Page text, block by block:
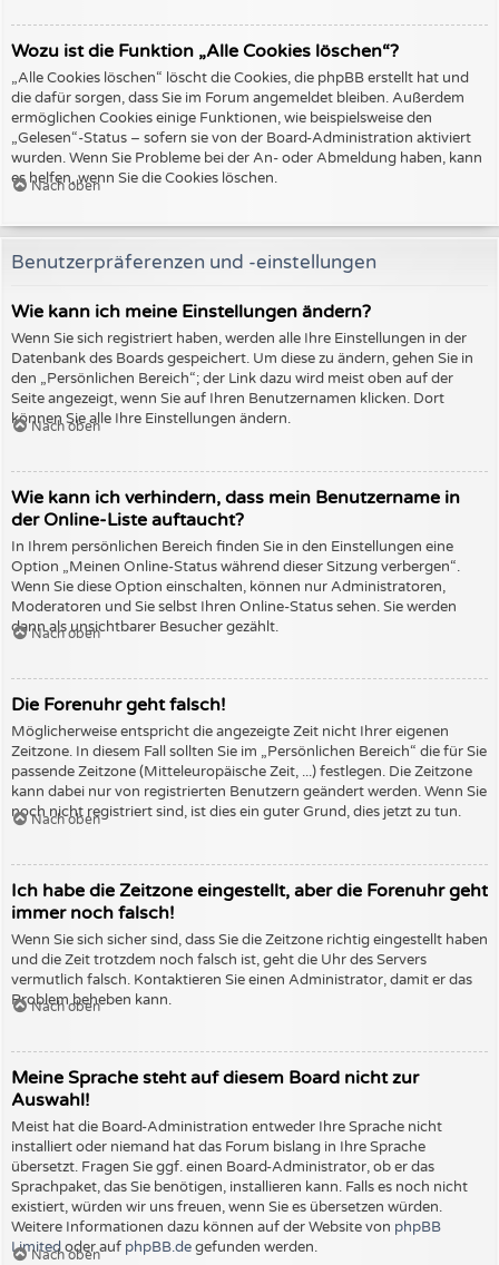
Wozu ist die Funktion „Alle Cookies löschen“?
„Alle Cookies löschen“ löscht die Cookies, die phpBB erstellt hat und
die dafür sorgen, dass Sie im Forum angemeldet bleiben. Außerdem
ermöglichen Cookies einige Funktionen, wie beispielsweise den
„Gelesen“-Status – sofern sie von der Board-Administration aktiviert
wurden. Wenn Sie Probleme bei der An- oder Abmeldung haben, kann
es helfen, wenn Sie die Cookies löschen.
Nach oben
Benutzerpräferenzen und -einstellungen
Wie kann ich meine Einstellungen ändern?
Wenn Sie sich registriert haben, werden alle Ihre Einstellungen in der
Datenbank des Boards gespeichert. Um diese zu ändern, gehen Sie in
den „Persönlichen Bereich“; der Link dazu wird meist oben auf der
Seite angezeigt, wenn Sie auf Ihren Benutzernamen klicken. Dort
können Sie alle Ihre Einstellungen ändern.
Nach oben
Wie kann ich verhindern, dass mein Benutzername in
der Online-Liste auftaucht?
In Ihrem persönlichen Bereich finden Sie in den Einstellungen eine
Option „Meinen Online-Status während dieser Sitzung verbergen“.
Wenn Sie diese Option einschalten, können nur Administratoren,
Moderatoren und Sie selbst Ihren Online-Status sehen. Sie werden
dann als unsichtbarer Besucher gezählt.
Nach oben
Die Forenuhr geht falsch!
Möglicherweise entspricht die angezeigte Zeit nicht Ihrer eigenen
Zeitzone. In diesem Fall sollten Sie im „Persönlichen Bereich“ die für Sie
passende Zeitzone (Mitteleuropäische Zeit, ...) festlegen. Die Zeitzone
kann dabei nur von registrierten Benutzern geändert werden. Wenn Sie
noch nicht registriert sind, ist dies ein guter Grund, dies jetzt zu tun.
Nach oben
Ich habe die Zeitzone eingestellt, aber die Forenuhr geht
immer noch falsch!
Wenn Sie sich sicher sind, dass Sie die Zeitzone richtig eingestellt haben
und die Zeit trotzdem noch falsch ist, geht die Uhr des Servers
vermutlich falsch. Kontaktieren Sie einen Administrator, damit er das
Problem beheben kann.
Nach oben
Meine Sprache steht auf diesem Board nicht zur
Auswahl!
Meist hat die Board-Administration entweder Ihre Sprache nicht
installiert oder niemand hat das Forum bislang in Ihre Sprache
übersetzt. Fragen Sie ggf. einen Board-Administrator, ob er das
Sprachpaket, das Sie benötigen, installieren kann. Falls es noch nicht
existiert, würden wir uns freuen, wenn Sie es übersetzen würden.
Weitere Informationen dazu können auf der Website von phpBB
Limited oder auf phpBB.degefunden werden.
Nach oben